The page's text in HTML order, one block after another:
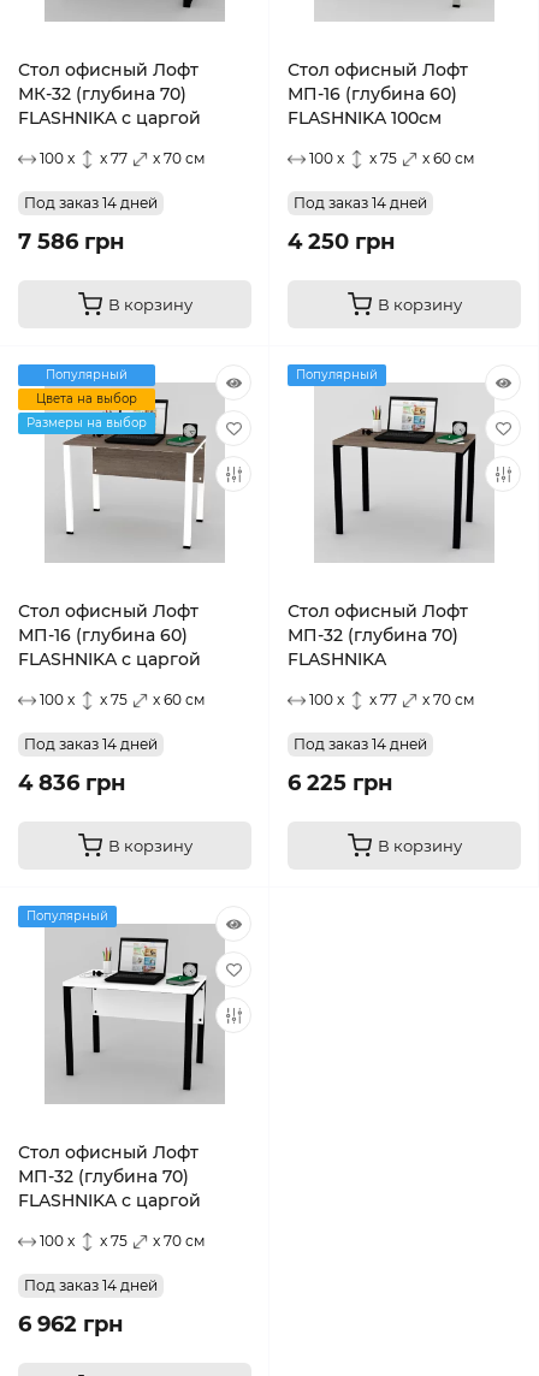
Стол офисный Лофт
МК-32 (глубина 70)
FLASHNIKA с царгой
100 x x 77 x 70 см
Под заказ 14 дней
7 586 грн
В корзину
Стол офисный Лофт
МП-16 (глубина 60)
FLASHNIKA 100см
100 x x 75 x 60 см
Под заказ 14 дней
4 250 грн
В корзину
Популярный
Цвета на выбор
Размеры на выбор
Стол офисный Лофт
МП-16 (глубина 60)
FLASHNIKA с царгой
100 x x 75 x 60 см
Под заказ 14 дней
4 836 грн
В корзину
Популярный
Стол офисный Лофт
МП-32 (глубина 70)
FLASHNIKA
100 x x 77 x 70 см
Под заказ 14 дней
6 225 грн
В корзину
Популярный
Стол офисный Лофт
МП-32 (глубина 70)
FLASHNIKA с царгой
100 x x 75 x 70 см
Под заказ 14 дней
6 962 грн